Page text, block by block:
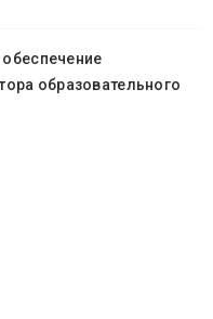
образовательного